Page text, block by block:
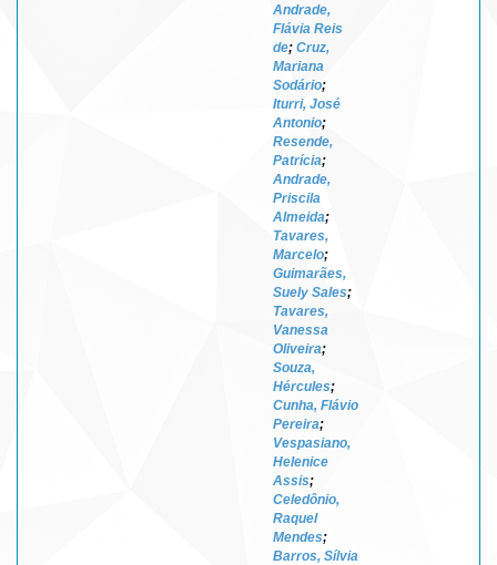
Andrade,
Flávia Reis
de; Cruz,
Mariana
Sodário;
Iturri, José
Antonio;
Resende,
Patrícia;
Andrade,
Priscila
Almeida;
Tavares,
Marcelo;
Guimarães,
Suely Sales;
Tavares,
Vanessa
Oliveira;
Souza,
Hércules;
Cunha, Flávio
Pereira;
Vespasiano,
Helenice
Assis;
Celedônio,
Raquel
Mendes;
Barros, Sílvia